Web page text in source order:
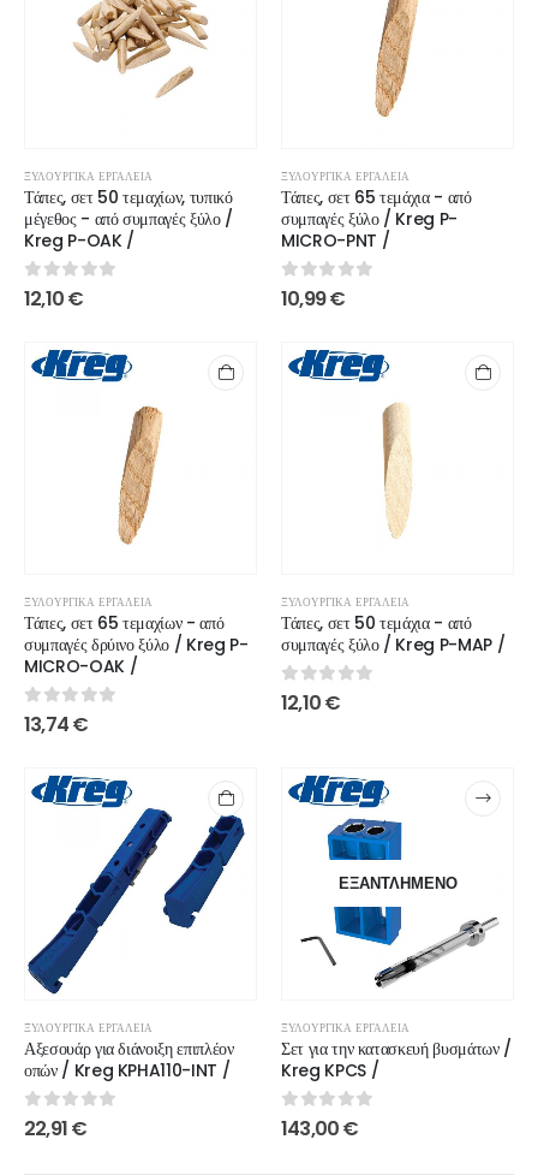
ΞΥΛΟΥΡΓΙΚΆ ΕΡΓΑΛΕΊΑ
Τάπες, σετ 50 τεμαχίων, τυπικό
μέγεθος - από συμπαγές ξύλο /
Kreg P-OAK /
0out of 5
12,10€
ΞΥΛΟΥΡΓΙΚΆ ΕΡΓΑΛΕΊΑ
Τάπες, σετ 65 τεμάχια - από
συμπαγές ξύλο / Kreg P-
MICRO-PNT /
0out of 5
10,99€
ΞΥΛΟΥΡΓΙΚΆ ΕΡΓΑΛΕΊΑ
Τάπες, σετ 65 τεμαχίων - από
συμπαγές δρύινο ξύλο / Kreg P-
MICRO-OAK /
0out of 5
13,74€
ΞΥΛΟΥΡΓΙΚΆ ΕΡΓΑΛΕΊΑ
Τάπες, σετ 50 τεμάχια - από
συμπαγές ξύλο / Kreg P-MAP /
0out of 5
12,10€
ΞΥΛΟΥΡΓΙΚΆ ΕΡΓΑΛΕΊΑ
Αξεσουάρ για διάνοιξη επιπλέον
οπών / Kreg KPHA110-INT /
0out of 5
22,91€
ΕΞΑΝΤΛΗΜΈΝΟ
ΞΥΛΟΥΡΓΙΚΆ ΕΡΓΑΛΕΊΑ
Σετ για την κατασκευή βυσμάτων /
Kreg KPCS /
0out of 5
143,00€